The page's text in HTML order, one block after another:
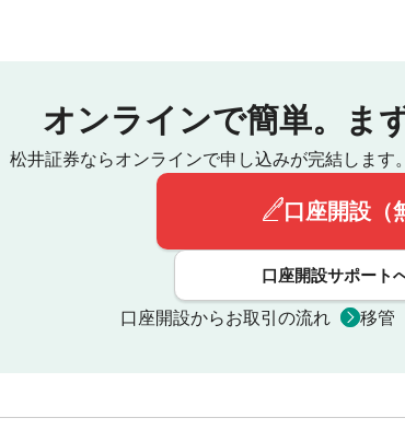
オンラインで簡単。 ま
松井証券ならオンラインで申し込みが完結します。
口座開設（
口座開設サポート
口座開設からお取引の流れ 移管